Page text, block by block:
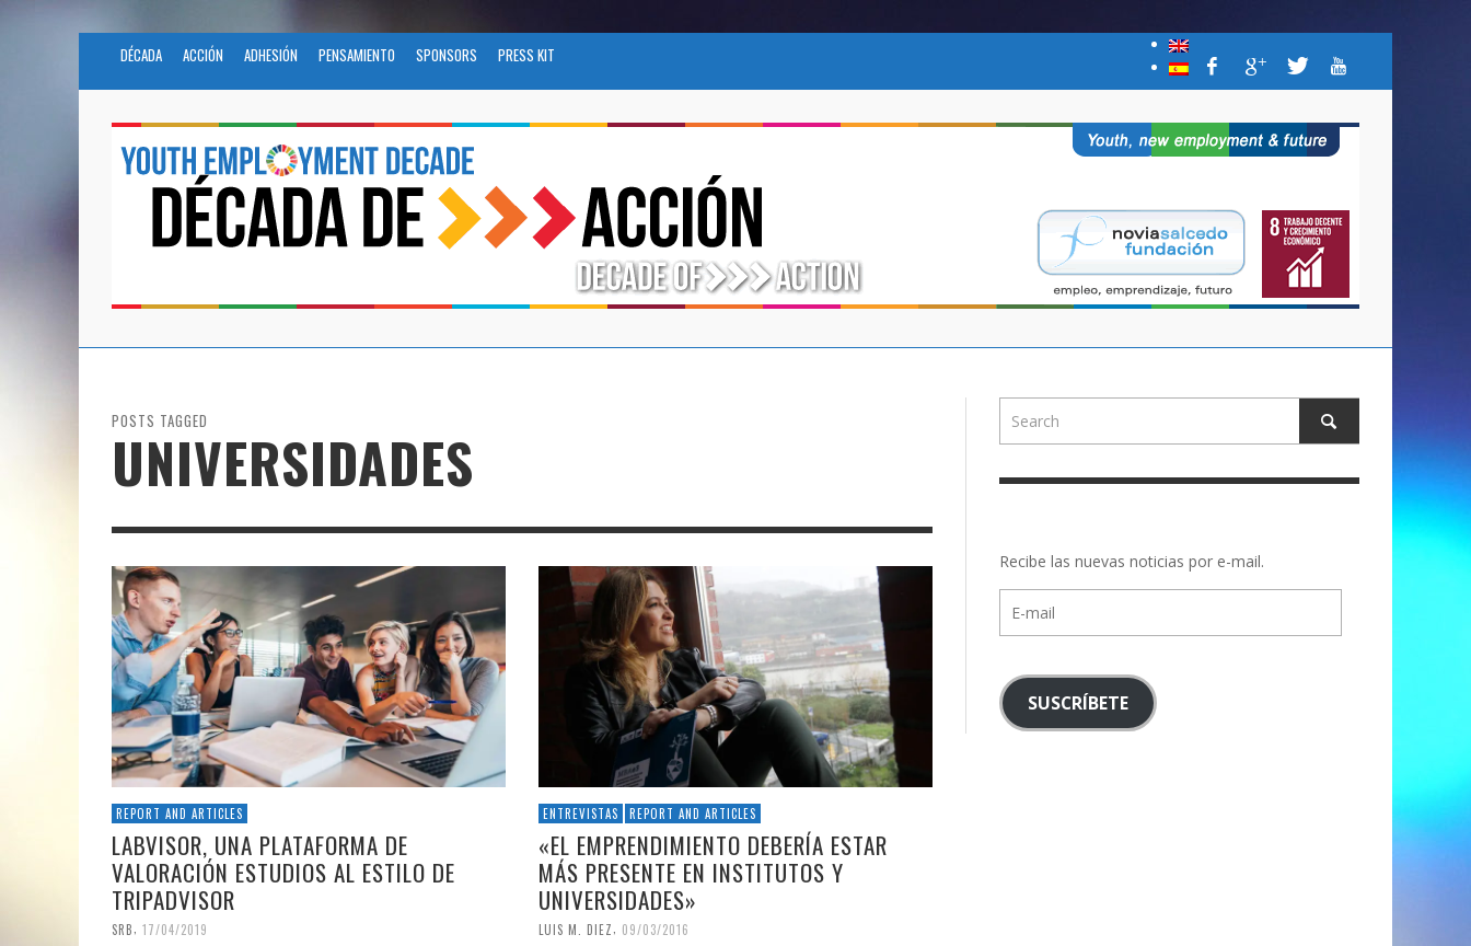
DÉCADA ACCIÓN ADHESIÓN PENSAMIENTO SPONSORS PRESS KIT
POSTS TAGGED
UNIVERSIDADES
REPORT AND ARTICLES
LABVISOR, UNA PLATAFORMA DE
VALORACIÓN ESTUDIOS AL ESTILO DE
TRIPADVISOR
SRB 17/04/2019
ENTREVISTAS REPORT AND ARTICLES
«EL EMPRENDIMIENTO DEBERÍA ESTAR
MÁS PRESENTE EN INSTITUTOS Y
UNIVERSIDADES»
LUIS M. DIEZ 09/03/2016
Recibe las nuevas noticias por e-mail.
mail
SUSCRÍBETE